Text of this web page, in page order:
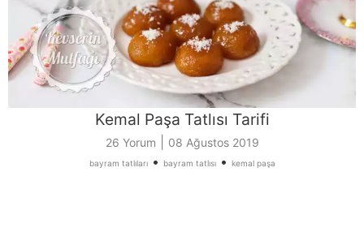
Kemal Paşa Tatlısı Tarifi
26 Yorum 08 Ağustos 2019
bayram tatlıları• bayram tatlısı• kemal paşa